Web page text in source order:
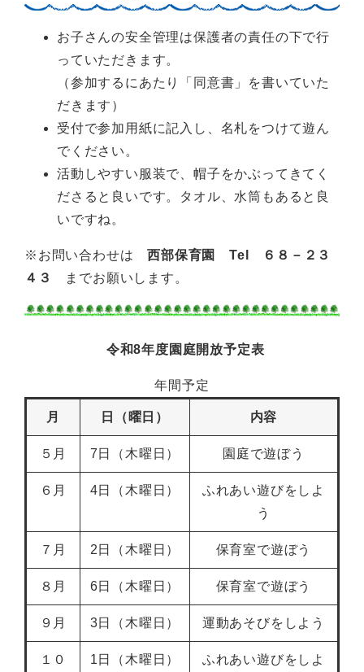
お子さんの安全管理は保護者の責任の下で行
っていただきます。
（参加するにあたり「同意書」を書いていた
だきます）
受付で参加用紙に記入し、名札をつけて遊ん
でください。
活動しやすい服装で、帽子をかぶってきてく
ださると良いです。タオル、水筒もあると良
いですね。
※お問い合わせは西部保育園 Tel ６８－２３
４３
までお願いします。
令和8年度園庭開放予定表
年間予定
月 日（曜日） 内容
５月 7日（木曜日） 園庭で遊ぼう
６月 4日（木曜日）
ふれあい遊びをしよ
う
７月 2日（木曜日） 保育室で遊ぼう
８月 6日（木曜日） 保育室で遊ぼう
９月 3日（木曜日） 運動あそびをしよう
１０ 1日（木曜日） ふれあい遊びをしよ